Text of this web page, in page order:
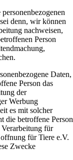
denn, wir können
nachweisen,
Person
Daten,
Person das
der
Werbung
es mit solcher
die betroffene Person
für
für Tiere e.V.
Zwecke